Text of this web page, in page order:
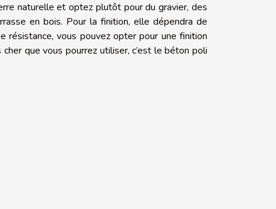
naturelle et optez plutôt pour du gravier, des
en bois. Pour la finition, elle dépendra de
résistance, vous pouvez opter pour une finition
que vous pourrez utiliser, c’est le béton poli